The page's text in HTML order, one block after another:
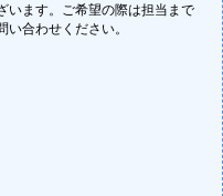
います。ご希望の際は担当まで
い合わせください。